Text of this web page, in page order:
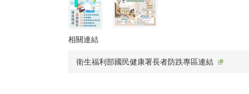
相關連結
衛生福利部國民健康署長者防跌專區連結